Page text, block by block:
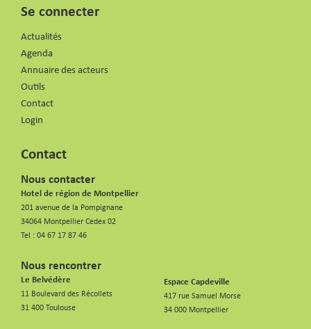
Se connecter
Actualités
Agenda
Annuaire des acteurs
Outils
Contact
Login
Contact
Nous contacter
Hotel de région de Montpellier
201 avenue de la Pompignane
34064 Montpellier Cedex 02
Tel : 04 67 17 87 46
Nous rencontrer
Le Belvédère
11 Boulevard des Récollets
31 400 Toulouse
Espace Capdeville
417 rue Samuel Morse
34 000 Montpellier